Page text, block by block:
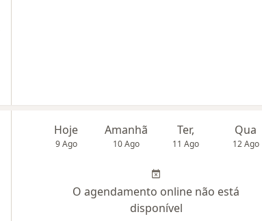
Hoje
9 Ago
Amanhã
10 Ago
Ter,
11 Ago
Qua
12 Ago
O agendamento online não está
disponível